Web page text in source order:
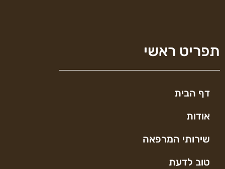
תפריט ראשי
דף הבית
אודות
שירותי המרפאה
טוב לדעת